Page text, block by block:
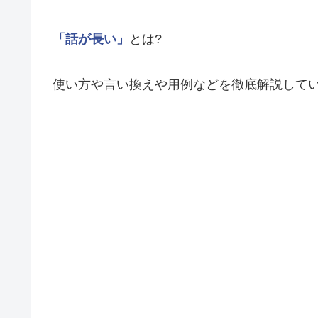
「話が長い」 とは?
使い方や言い換えや用例などを徹底解説して